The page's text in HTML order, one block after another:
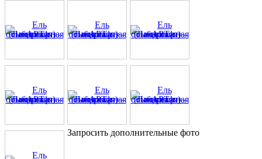
Запросить дополнительные фото